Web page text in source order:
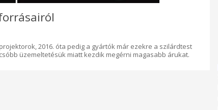
2016. óta pedig a gyártók már ezekre a szilárdtest
üzemeltetésük miatt kezdik megérni magasabb árukat.